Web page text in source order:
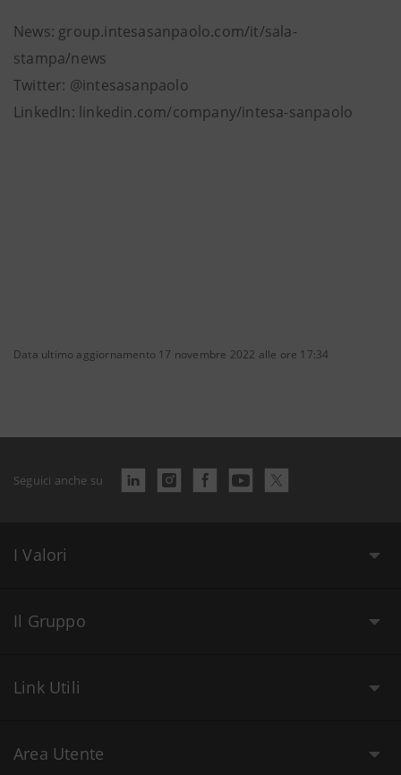
News: group.intesasanpaolo.com/it/sala-
stampa/news
Twitter: @intesasanpaolo
LinkedIn: linkedin.com/company/intesa-sanpaolo
Data ultimo aggiornamento 17 novembre 2022 alle ore 17:34
Seguici anche su
I Valori
Il Gruppo
Link Utili
Area Utente